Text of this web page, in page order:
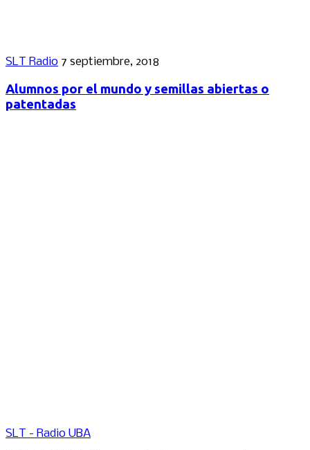
SLT Radio 7 septiembre, 2018
Alumnos por el mundo y semillas abiertas o
patentadas
SLT - Radio UBA